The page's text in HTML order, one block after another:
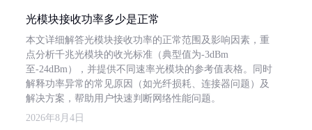
光模块接收功率多少是正常
本文详细解答光模块接收功率的正常范围及影响因素，重
点分析千兆光模块的收光标准（典型值为-3dBm
至-24dBm），并提供不同速率光模块的参考值表格。同时
解释功率异常的常见原因（如光纤损耗、连接器问题）及
解决方案，帮助用户快速判断网络性能问题。
2026年8月4日